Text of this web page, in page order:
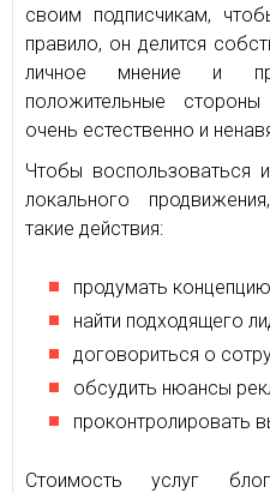
своим подписчикам,
правило, он делится
личное мнение и
положительные
очень естественно и
Чтобы воспользоваться
локального
такие действия:
продумать
найти подходящего
договориться о
обсудить нюансы
проконтролировать
Стоимость услуг